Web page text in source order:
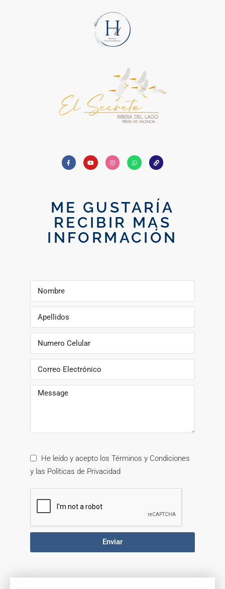
ME GUSTARÍA
RECIBIR MAS
INFORMACIÓN
He leído y acepto los Términos y Condiciones
y las Políticas de Privacidad
Enviar